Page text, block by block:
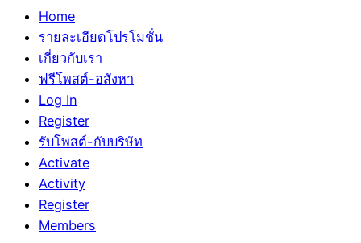
Home
รายละเอียดโปรโมชั่น
เกี่ยวกับเรา
ฟรีโพสต์-อสังหา
Log In
Register
รับโพสต์-กับบริษัท
Activate
Activity
Register
Members